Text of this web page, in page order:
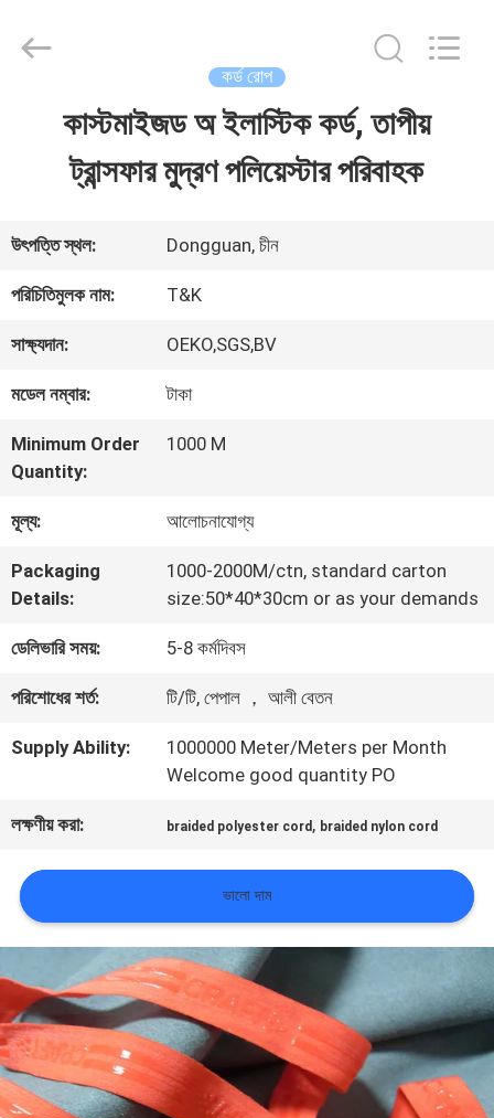
আমাদের
সম্পর্কে
কারখানা
ভ্রমণ
মান
নিয়ন্ত্রণ
আমাদের
সাথে
যোগাযোগ
করুন
খবর
সব
ক্ষেত্রেই
VR
Garment
Accessories
কর্ড রোপ
কাস্টমাইজড অ ইলাস্টিক কর্ড, তাপীয়
ট্রান্সফার মুদ্রণ পলিয়েস্টার পরিবাহক
উৎপত্তি স্থল: Dongguan, চীন
পরিচিতিমুলক নাম: T&K
সাক্ষ্যদান: OEKO,SGS,BV
মডেল নম্বার: টাকা
Minimum Order
Quantity:
1000 M
মূল্য: আলোচনাযোগ্য
Packaging
Details:
1000-2000M/ctn, standard carton
size:50*40*30cm or as your demands
ডেলিভারি সময়: 5-8 কর্মদিবস
পরিশোধের শর্ত: টি/টি, পেপাল ， আলী বেতন
Supply Ability:
1000000 Meter/Meters per Month
Welcome good quantity PO
লক্ষণীয় করা: braided polyester cord , braided nylon cord
ভালো দাম